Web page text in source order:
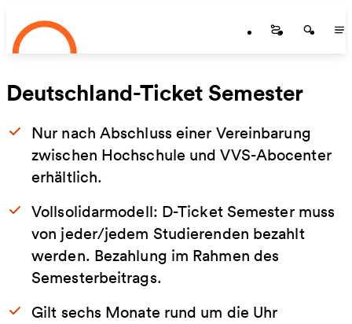
Zum Hauptinhalt springen
Startseite
Deutschland-Ticket Semester
Nur nach Abschluss einer Vereinbarung
zwischen Hochschule und VVS-Abocenter
erhältlich.
Vollsolidarmodell: D-Ticket Semester muss
von jeder/jedem Studierenden bezahlt
werden. Bezahlung im Rahmen des
Semesterbeitrags.
Gilt sechs Monate rund um die Uhr